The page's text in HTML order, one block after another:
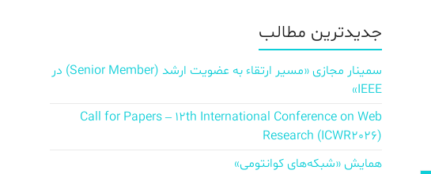
جدیدترین مطالب
سمینار مجازی «مسیر ارتقاء به عضویت ارشد (Senior Member) در
IEEE»
Call for Papers – 12th International Conference on Web
Research (ICWR2026)
همایش «شبکه‌های کوانتومی»